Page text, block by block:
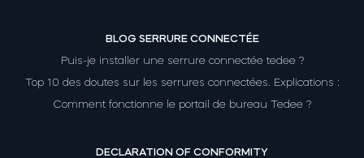
BLOG SERRURE CONNECTÉE
Puis-je installer une serrure connectée tedee ?
Top 10 des doutes sur les serrures connectées. Explications :
Comment fonctionne le portail de bureau Tedee ?
DECLARATION OF CONFORMITY